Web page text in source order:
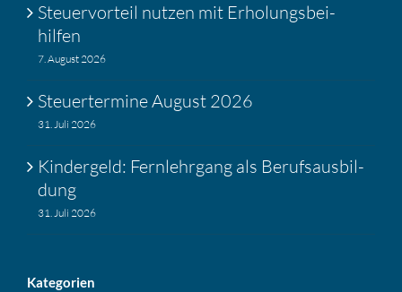
Steuer­vor­teil nutzen mit Erholungs­bei­
hilfen
7. August 2026
Steuer­ter­mine August 2026
31. Juli 2026
Kinder­geld: Fernlehr­gang als Berufs­aus­bil­
dung
31. Juli 2026
Katego­rien